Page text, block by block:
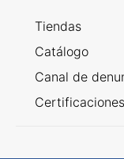
Tiendas
Catálogo
Canal de
Certificaciones